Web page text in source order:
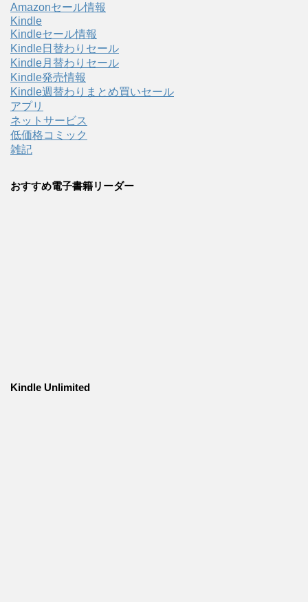
Amazonセール情報
Kindle
Kindleセール情報
Kindle日替わりセール
Kindle月替わりセール
Kindle発売情報
Kindle週替わりまとめ買いセール
アプリ
ネットサービス
低価格コミック
雑記
おすすめ電子書籍リーダー
Kindle Unlimited